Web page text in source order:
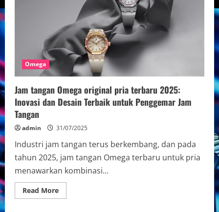
Omega
Jam tangan Omega original pria terbaru 2025:
Inovasi dan Desain Terbaik untuk Penggemar Jam
Tangan
admin 31/07/2025
Industri jam tangan terus berkembang, dan pada
tahun 2025, jam tangan Omega terbaru untuk pria
menawarkan kombinasi...
Read MoreRead
more